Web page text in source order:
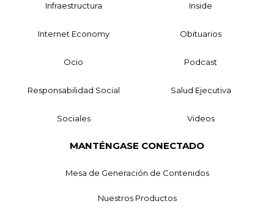
Infraestructura Inside
Internet Economy Obituarios
Ocio Podcast
Responsabilidad Social Salud Ejecutiva
Sociales Videos
MANTÉNGASE CONECTADO
Mesa de Generación de Contenidos
Nuestros Productos